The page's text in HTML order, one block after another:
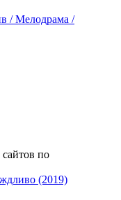
/ Мелодрама /
по
(2019)